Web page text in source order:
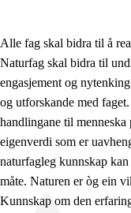
Alle fag skal bidra til å
Naturfag skal bidra til
engasjement og
og utforskande med
handlingane til
eigenverdi som er
naturfagleg kunnskap
måte. Naturen er òg ein
Kunnskap om den